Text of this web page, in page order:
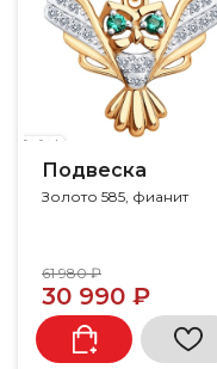
Подвеска
Золото 585, фианит
61 980 ₽
30 990 ₽